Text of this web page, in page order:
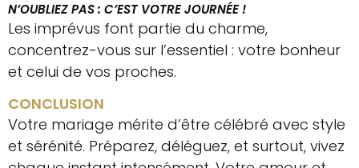
N’OUBLIEZ PAS : C’EST VOTRE JOURNÉE !
Les imprévus font partie du charme,
concentrez-vous sur l’essentiel : votre bonheur
et celui de vos proches.
CONCLUSION
Votre mariage mérite d’être célébré avec style
et sérénité. Préparez, déléguez, et surtout, vivez